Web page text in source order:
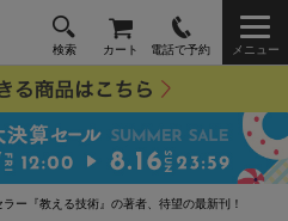
検索 カート 電話で予約 メニュー
ー『教える技術』の著者、待望の最新刊！